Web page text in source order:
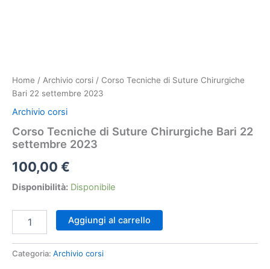
Home / Archivio corsi / Corso Tecniche di Suture Chirurgiche
Bari 22 settembre 2023
Archivio corsi
Corso Tecniche di Suture Chirurgiche Bari 22
settembre 2023
100,00 €
Disponibilità: Disponibile
Tecniche
Suture
Aggiungi al carrello
Categoria: Archivio corsi